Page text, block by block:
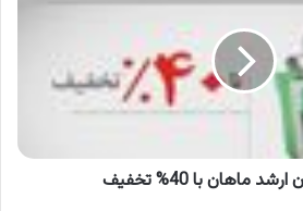
ماهان با 40% تخفیف